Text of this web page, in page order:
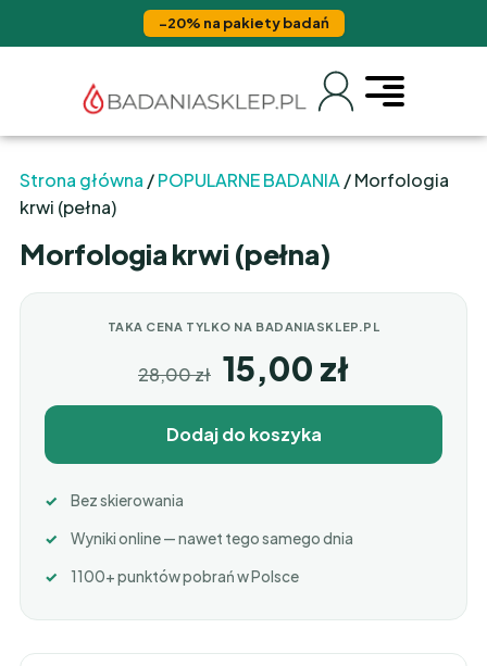
−20% na pakiety badań
Strona główna /POPULARNE BADANIA / Morfologia
krwi (pełna)
Morfologia krwi (pełna)
TAKA CENA TYLKO NA BADANIASKLEP.PL
28,00zł 15,00 zł
Dodaj do koszyka
Bez skierowania
Wyniki online — nawet tego samego dnia
1100+ punktów pobrań w Polsce